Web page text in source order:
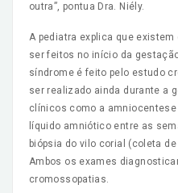
outra”, pontua Dra. Niély.
A pediatra explica que
ser feitos no início da
síndrome é feito pelo estudo
ser realizado ainda durante a
clínicos como a
líquido amniótico entre as
biópsia do vilo corial (coleta
Ambos os exames
cromossopatias.